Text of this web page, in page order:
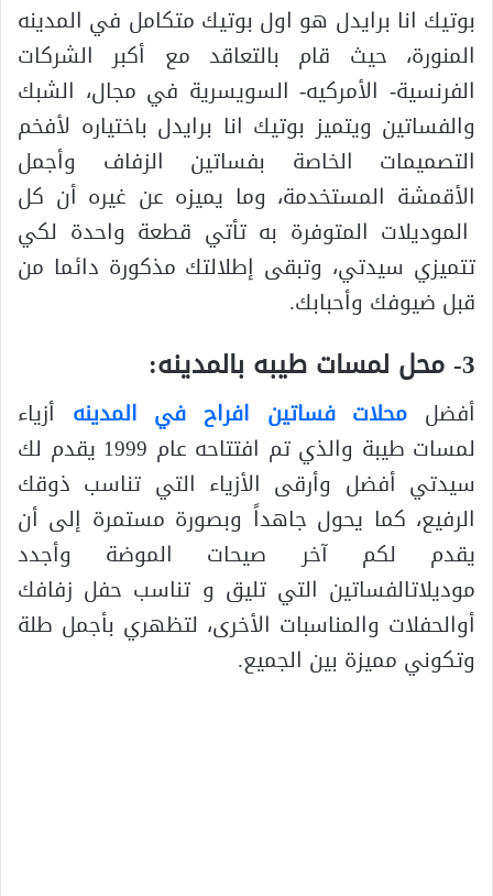
بوتيك انا برايدل هو اول بوتيك متكامل في المدينه
المنورة، حيث قام بالتعاقد مع أكبر الشركات
الفرنسية- الأمركيه- السويسرية في مجال، الشبك
والفساتين ويتميز بوتيك انا برايدل باختياره لأفخم
التصميمات الخاصة بفساتين الزفاف وأجمل
الأقمشة المستخدمة، وما يميزه عن غيره أن كل
الموديلات المتوفرة به تأتي قطعة واحدة لكي
تتميزي سيدتي، وتبقى إطلالتك مذكورة دائما من
قبل ضيوفك وأحبابك.
3- محل لمسات طيبه بالمدينه:
أفضل محلات فساتين افراح في المدينه أزياء
لمسات طيبة والذي تم افتتاحه عام 1999 يقدم لك
سيدتي أفضل وأرقى الأزياء التي تناسب ذوقك
الرفيع، كما يحول جاهداً وبصورة مستمرة إلى أن
يقدم لكم آخر صيحات الموضة وأجدد
موديلاتالفساتين التي تليق و تناسب حفل زفافك
أوالحفلات والمناسبات الأخرى، لتظهري بأجمل طلة
وتكوني مميزة بين الجميع.